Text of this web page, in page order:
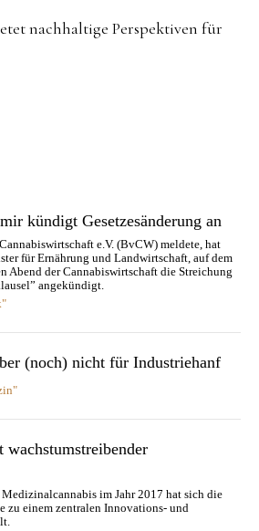
nachhaltige Perspektiven für
kündigt Gesetzesänderung an
e.V. (BvCW) meldete, hat
für Ernährung und Landwirtschaft, auf dem
Abend der Cannabiswirtschaft die Streichung
angekündigt.
(noch) nicht für Industriehanf
im Jahr 2017 hat sich die
zu einem zentralen Innovations- und